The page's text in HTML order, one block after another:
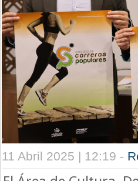
11 Abril 2025 | 12:19 -